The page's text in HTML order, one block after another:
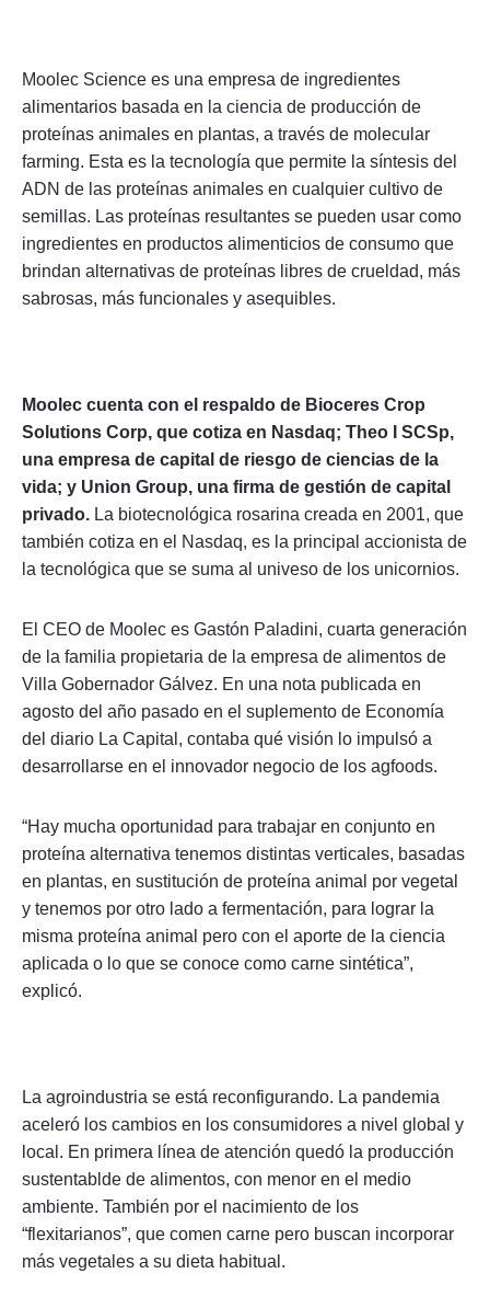
Moolec Science es una empresa de ingredientes
alimentarios basada en la ciencia de producción de
proteínas animales en plantas, a través de molecular
farming. Esta es la tecnología que permite la síntesis del
ADN de las proteínas animales en cualquier cultivo de
semillas. Las proteínas resultantes se pueden usar como
ingredientes en productos alimenticios de consumo que
brindan alternativas de proteínas libres de crueldad, más
sabrosas, más funcionales y asequibles.
Moolec cuenta con el respaldo de Bioceres Crop
Solutions Corp, que cotiza en Nasdaq; Theo I SCSp,
una empresa de capital de riesgo de ciencias de la
vida; y Union Group, una firma de gestión de capital
privado. La biotecnológica rosarina creada en 2001, que
también cotiza en el Nasdaq, es la principal accionista de
la tecnológica que se suma al univeso de los unicornios.
El CEO de Moolec es Gastón Paladini, cuarta generación
de la familia propietaria de la empresa de alimentos de
Villa Gobernador Gálvez. En una nota publicada en
agosto del año pasado en el suplemento de Economía
del diario La Capital, contaba qué visión lo impulsó a
desarrollarse en el innovador negocio de los agfoods.
“Hay mucha oportunidad para trabajar en conjunto en
proteína alternativa tenemos distintas verticales, basadas
en plantas, en sustitución de proteína animal por vegetal
y tenemos por otro lado a fermentación, para lograr la
misma proteína animal pero con el aporte de la ciencia
aplicada o lo que se conoce como carne sintética”,
explicó.
La agroindustria se está reconfigurando. La pandemia
aceleró los cambios en los consumidores a nivel global y
local. En primera línea de atención quedó la producción
sustentablde de alimentos, con menor en el medio
ambiente. También por el nacimiento de los
“flexitarianos”, que comen carne pero buscan incorporar
más vegetales a su dieta habitual.